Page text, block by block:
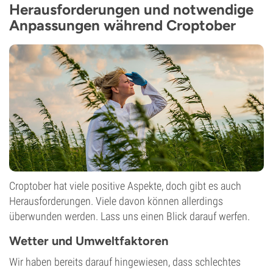
Herausforderungen und notwendige
Anpassungen während Croptober
Croptober hat viele positive Aspekte, doch gibt es auch
Herausforderungen. Viele davon können allerdings
überwunden werden. Lass uns einen Blick darauf werfen.
Wetter und Umweltfaktoren
Wir haben bereits darauf hingewiesen, dass schlechtes